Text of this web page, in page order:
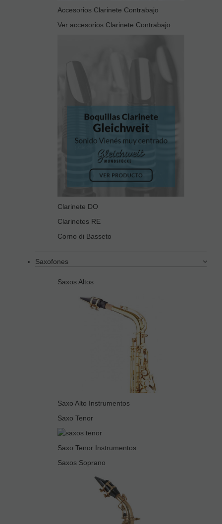
Accesorios Clarinete Contrabajo
Ver accesorios Clarinete Contrabajo
Clarinete DO
Clarinetes RE
Corno di Basseto
Saxofones
Saxos Altos
Saxo Alto Instrumentos
Saxo Tenor
Saxo Tenor Instrumentos
Saxos Soprano